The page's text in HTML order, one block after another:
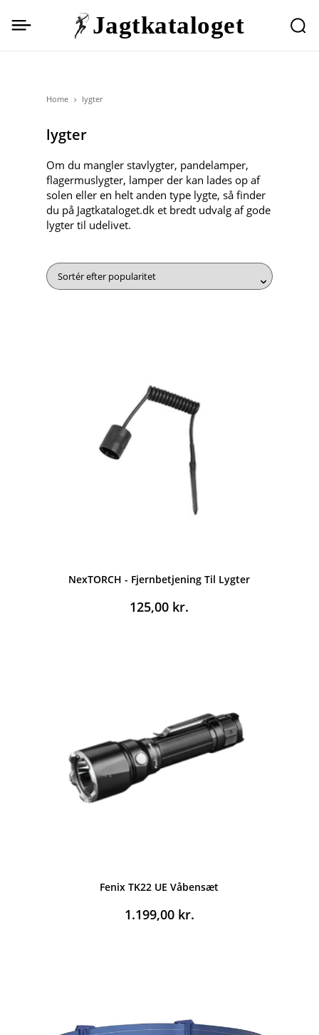
Jagtkataloget
Home lygter
lygter
Om du mangler stavlygter, pandelamper,
flagermuslygter, lamper der kan lades op af
solen eller en helt anden type lygte, så finder
du på Jagtkataloget.dk et bredt udvalg af gode
lygter til udelivet.
NexTORCH - Fjernbetjening Til Lygter
125,00 kr.
Fenix TK22 UE Våbensæt
1.199,00 kr.